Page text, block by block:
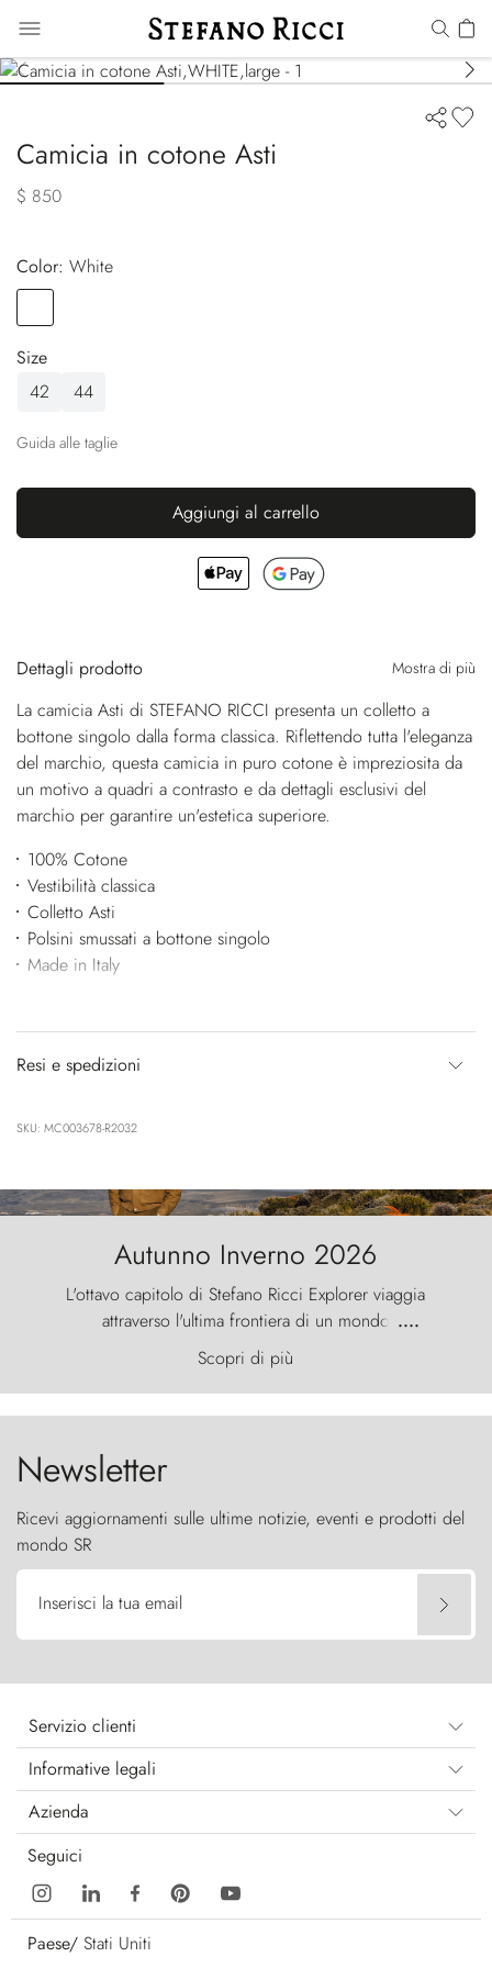
Camicia in cotone Asti
$ 850
Color:
white
Size
42
44
Guida alle taglie
Aggiungi al carrello
Dettagli prodotto Mostra di più
La camicia Asti di STEFANO RICCI presenta un colletto a
bottone singolo dalla forma classica. Riflettendo tutta l'eleganza
del marchio, questa camicia in puro cotone è impreziosita da
un motivo a quadri a contrasto e da dettagli esclusivi del
marchio per garantire un'estetica superiore.
100% Cotone
Vestibilità classica
Colletto Asti
Polsini smussati a bottone singolo
Made in Italy
Resi e spedizioni
SKU: MC003678-R2032
Autunno Inverno 2026
L'ottavo capitolo di Stefano Ricci Explorer viaggia
attraverso l'ultima frontiera di un mondo
primordiale, dove il vento scolpisce la natura con
furia ancestrale e le Torres del Paine sfidano il
cielo come sentinelle di pietra.
....
Scopri di più
Newsletter
Ricevi aggiornamenti sulle ultime notizie, eventi e prodotti del
mondo SR
Inserisci la tua email
Servizio clienti
Informative legali
Azienda
Seguici
Paese/ Stati Uniti